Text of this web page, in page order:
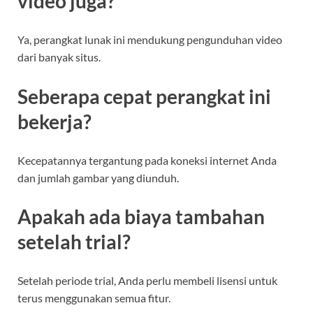
Ya, perangkat lunak ini mendukung pengunduhan video
dari banyak situs.
Seberapa cepat perangkat ini
bekerja?
Kecepatannya tergantung pada koneksi internet Anda
dan jumlah gambar yang diunduh.
Apakah ada biaya tambahan
setelah trial?
Setelah periode trial, Anda perlu membeli lisensi untuk
terus menggunakan semua fitur.